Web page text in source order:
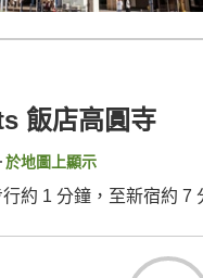
飯店高圓寺
於地圖上顯示
約 1 分鐘，至新宿約